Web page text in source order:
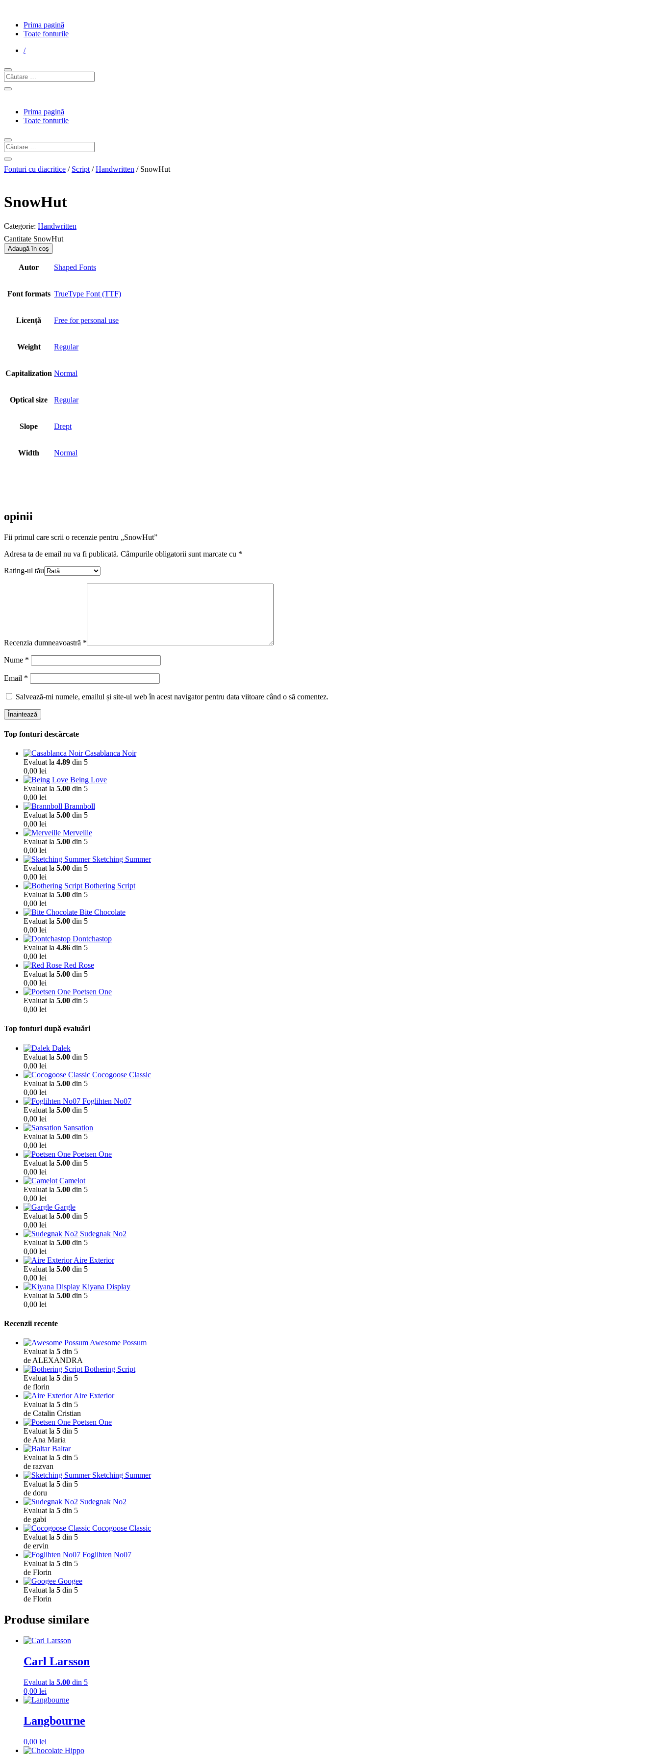
Prima pagină
Toate fonturile
/
Prima pagină
Toate fonturile
Fonturi cu diacritice / Script /Handwritten / SnowHut
SnowHut
Categorie: Handwritten
Cantitate SnowHut
Adaugă în coș
Autor Shaped Fonts
Font formats TrueType Font (TTF)
Licență Free for personal use
Weight Regular
Capitalization Normal
Optical size Regular
Slope Drept
Width Normal
opinii
Fii primul care scrii o recenzie pentru „SnowHut”
Adresa ta de email nu va fi publicată. Câmpurile obligatorii sunt marcate cu *
Rating-ul tău
Recenzia dumneavoastră *
Nume *
Email *
Salvează-mi numele, emailul și site-ul web în acest navigator pentru data viitoare când o să comentez.
Înaintează
Top fonturi descărcate
Casablanca Noir
Evaluat la 4.89 din 5
0,00 lei
Being Love
Evaluat la 5.00 din 5
0,00 lei
Brannboll
Evaluat la 5.00 din 5
0,00 lei
Merveille
Evaluat la 5.00 din 5
0,00 lei
Sketching Summer
Evaluat la 5.00 din 5
0,00 lei
Bothering Script
Evaluat la 5.00 din 5
0,00 lei
Bite Chocolate
Evaluat la 5.00 din 5
0,00 lei
Dontchastop
Evaluat la 4.86 din 5
0,00 lei
Red Rose
Evaluat la 5.00 din 5
0,00 lei
Poetsen One
Evaluat la 5.00 din 5
0,00 lei
Top fonturi după evaluări
Dalek
Evaluat la 5.00 din 5
0,00 lei
Cocogoose Classic
Evaluat la 5.00 din 5
0,00 lei
Foglihten No07
Evaluat la 5.00 din 5
0,00 lei
Sansation
Evaluat la 5.00 din 5
0,00 lei
Poetsen One
Evaluat la 5.00 din 5
0,00 lei
Camelot
Evaluat la 5.00 din 5
0,00 lei
Gargle
Evaluat la 5.00 din 5
0,00 lei
Sudegnak No2
Evaluat la 5.00 din 5
0,00 lei
Aire Exterior
Evaluat la 5.00 din 5
0,00 lei
Kiyana Display
Evaluat la 5.00 din 5
0,00 lei
Recenzii recente
Awesome Possum
Evaluat la 5 din 5
de ALEXANDRA
Bothering Script
Evaluat la 5 din 5
de florin
Aire Exterior
Evaluat la 5 din 5
de Catalin Cristian
Poetsen One
Evaluat la 5 din 5
de Ana Maria
Baltar
Evaluat la 5 din 5
de razvan
Sketching Summer
Evaluat la 5 din 5
de doru
Sudegnak No2
Evaluat la 5 din 5
de gabi
Cocogoose Classic
Evaluat la 5 din 5
de ervin
Foglihten No07
Evaluat la 5 din 5
de Florin
Googee
Evaluat la 5 din 5
de Florin
Produse similare
Carl Larsson
Evaluat la 5.00 din 5
0,00 lei
Langbourne
0,00 lei